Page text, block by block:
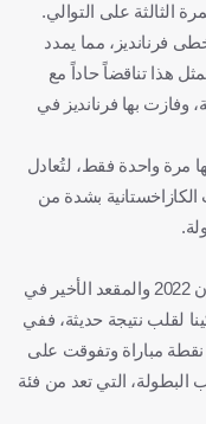
الثالثة على التوالي.
دقيقة فقط لتتخطى فرنانديز، مما يمدد
هذا تناقضاً حاداً مع
وفازت بها فرنانديز في
مرة واحدة فقط، لتُعادل
بينهما (2-2)، وتقترب الكازاخستانية بشدة من
تقف الآن فيكتوريا مبوكو فقط بين بطلة ويمبلدون 2022 والمقعد الأخير في
لقلب نتيجة حديثة، ففي
مباراة وتفوقت على
البطولة، التي تعد من فئة